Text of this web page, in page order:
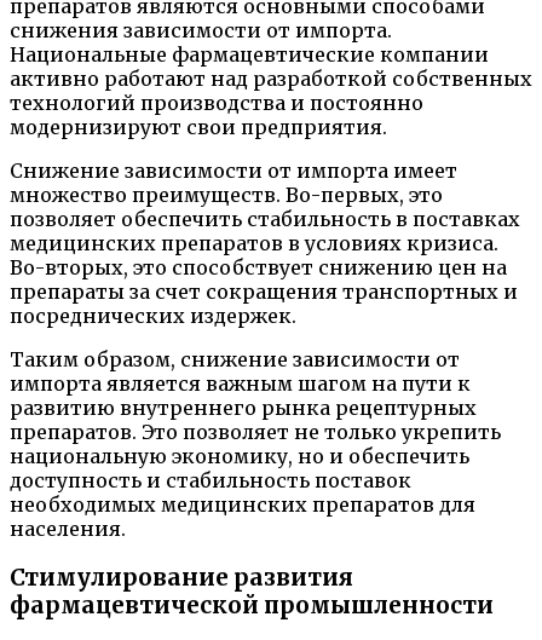
препаратов являются основными способами
снижения зависимости от импорта.
Национальные фармацевтические компании
активно работают над разработкой собственных
технологий производства и постоянно
модернизируют свои предприятия.
Снижение зависимости от импорта имеет
множество преимуществ. Во-первых, это
позволяет обеспечить стабильность в поставках
медицинских препаратов в условиях кризиса.
Во-вторых, это способствует снижению цен на
препараты за счет сокращения транспортных и
посреднических издержек.
Таким образом, снижение зависимости от
импорта является важным шагом на пути к
развитию внутреннего рынка рецептурных
препаратов. Это позволяет не только укрепить
национальную экономику, но и обеспечить
доступность и стабильность поставок
необходимых медицинских препаратов для
населения.
Стимулирование развития
фармацевтической промышленности